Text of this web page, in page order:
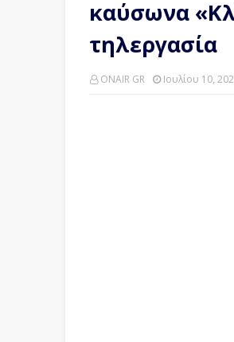
καύσωνα
τηλεργασία
ONAIR GR Ιουλίου 10,